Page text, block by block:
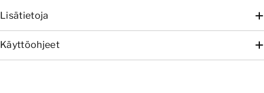
Lisätietoja
Käyttöohjeet